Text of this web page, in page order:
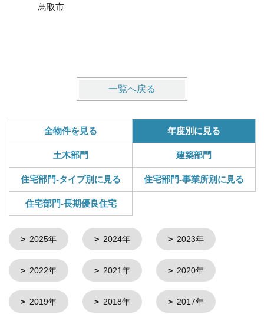
鳥取市
一覧へ戻る
全物件を見る 年度別に見る
土木部門 建築部門
住宅部門-タイプ別に見る 住宅部門-事業所別に見る
住宅部門-長期優良住宅
2025年 2024年 2023年
2022年 2021年 2020年
2019年 2018年 2017年